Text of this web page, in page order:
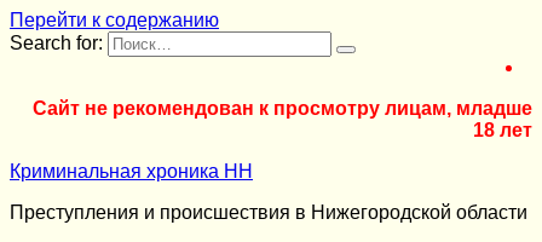
Перейти к содержанию
Search for:
Сайт не рекомендован к просмотру лицам, младше
18 лет
Криминальная хроника НН
Преступления и происшествия в Нижегородской области